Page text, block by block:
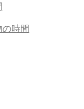
時間